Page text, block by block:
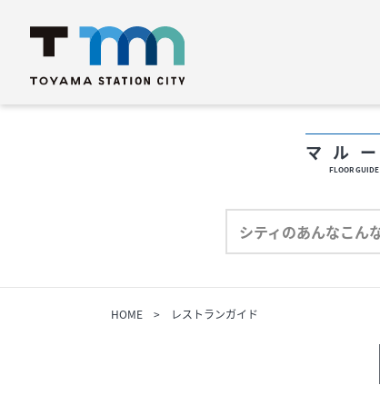
マル
FLOOR GUIDE
シティのあんなこん
HOME レストランガイド